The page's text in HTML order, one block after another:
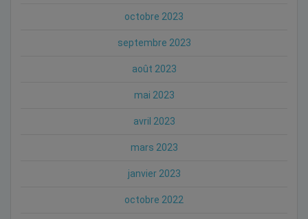
octobre 2023
septembre 2023
août 2023
mai 2023
avril 2023
mars 2023
janvier 2023
octobre 2022